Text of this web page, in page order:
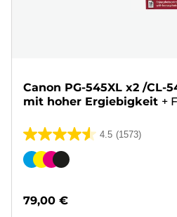
Canon PG-545XL x2 /CL-
mit hoher Ergiebigkeit +
4.5 (1573)
4.5
von
1573
Farbpatrone
79,00 €